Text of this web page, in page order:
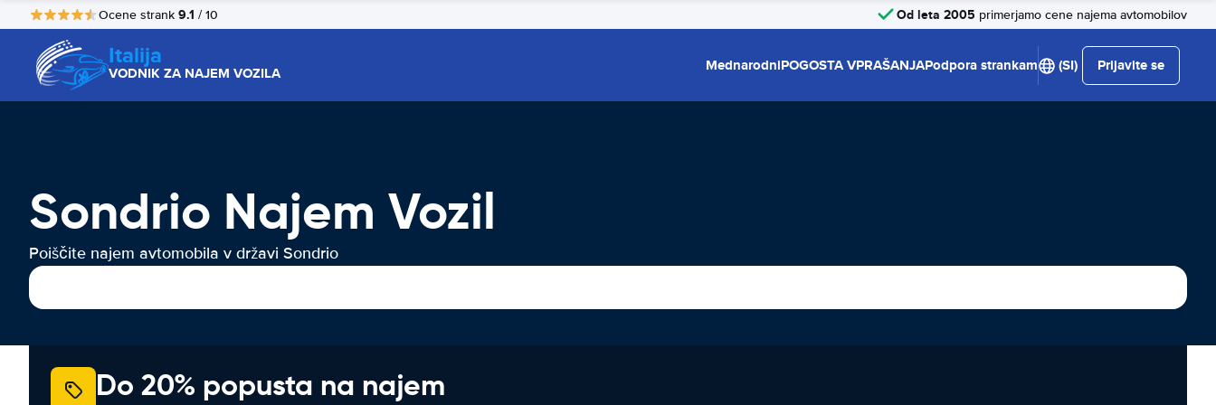
Ocene strank 9.1 / 10 Od leta 2005 primerjamo cene najema avtomobilov
Italija
VODNIK ZA NAJEM VOZILA MednarodniPOGOSTA VPRAŠANJAPodpora strankam (SI) Prijavite se
Sondrio Najem Vozil
Poiščite najem avtomobila v državi Sondrio
Do 20% popusta na najem